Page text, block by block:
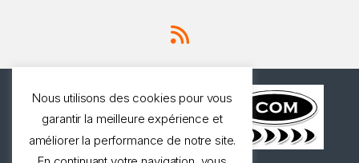
Nous utilisons des cookies pour vous
garantir la meilleure expérience et
améliorer la performance de notre site.